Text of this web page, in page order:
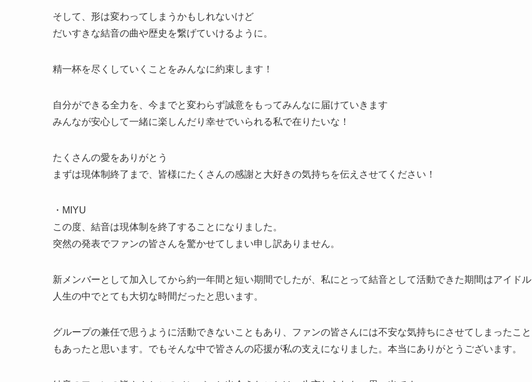
そして、形は変わってしまうかもしれないけど
だいすきな結音の曲や歴史を繋げていけるように。
精一杯を尽くしていくことをみんなに約束します！
自分ができる全力を、今までと変わらず誠意をもってみんなに届けていきます
みんなが安心して一緒に楽しんだり幸せでいられる私で在りたいな！
たくさんの愛をありがとう
まずは現体制終了まで、皆様にたくさんの感謝と大好きの気持ちを伝えさせてください！
・MIYU
この度、結音は現体制を終了することになりました。
突然の発表でファンの皆さんを驚かせてしまい申し訳ありません。
新メンバーとして加入してから約一年間と短い期間でしたが、私にとって結音として活動できた期間はアイドル
人生の中でとても大切な時間だったと思います。
グループの兼任で思うように活動できないこともあり、ファンの皆さんには不安な気持ちにさせてしまったこと
もあったと思います。でもそんな中で皆さんの応援が私の支えになりました。本当にありがとうございます。